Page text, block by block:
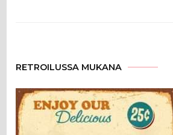
RETROILUSSA MUKANA